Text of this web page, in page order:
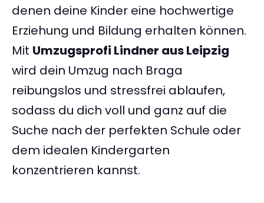
denen deine Kinder eine hochwertige
Erziehung und Bildung erhalten können.
Mit Umzugsprofi Lindner aus Leipzig
wird dein Umzug nach Braga
reibungslos und stressfrei ablaufen,
sodass du dich voll und ganz auf die
Suche nach der perfekten Schule oder
dem idealen Kindergarten
konzentrieren kannst.